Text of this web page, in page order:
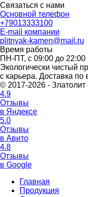
Связаться с нами
Основной телефон
+79013333100
E-mail компании
plitnyak-kamen@mail.ru
Время работы
ПН-ПТ, с 09:00 до 22:00
Экологически чистый
с карьера. Доставка по
© 2017-2026 - Златолит
4.9
Отзывы
в Яндексе
5.0
Отзывы
в Авито
4.8
Отзывы
в Google
Главная
Продукция